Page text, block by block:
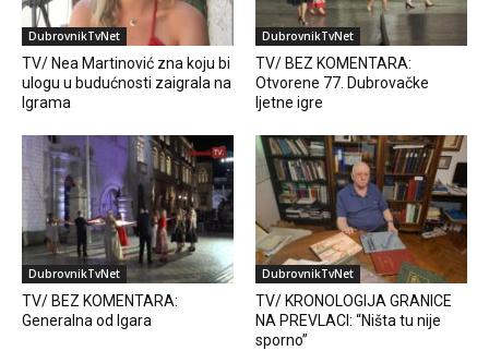
DubrovnikTvNet
TV/ Nea Martinović zna koju bi
ulogu u budućnosti zaigrala na
Igrama
DubrovnikTvNet
TV/ BEZ KOMENTARA:
Otvorene 77. Dubrovačke
ljetne igre
DubrovnikTvNet
TV/ BEZ KOMENTARA:
Generalna od Igara
DubrovnikTvNet
TV/ KRONOLOGIJA GRANICE
NA PREVLACI: “Ništa tu nije
sporno”